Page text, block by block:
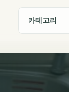
카테고리